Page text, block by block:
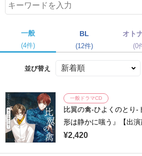
一般
(4件)
BL
(12件)
オト
(0
並び替え
一般ドラマCD
比翼の禽-ひよくのとり-
形は静かに嗤う』【出演
翔 平川大輔 宮崎遊 土岐
¥2,420